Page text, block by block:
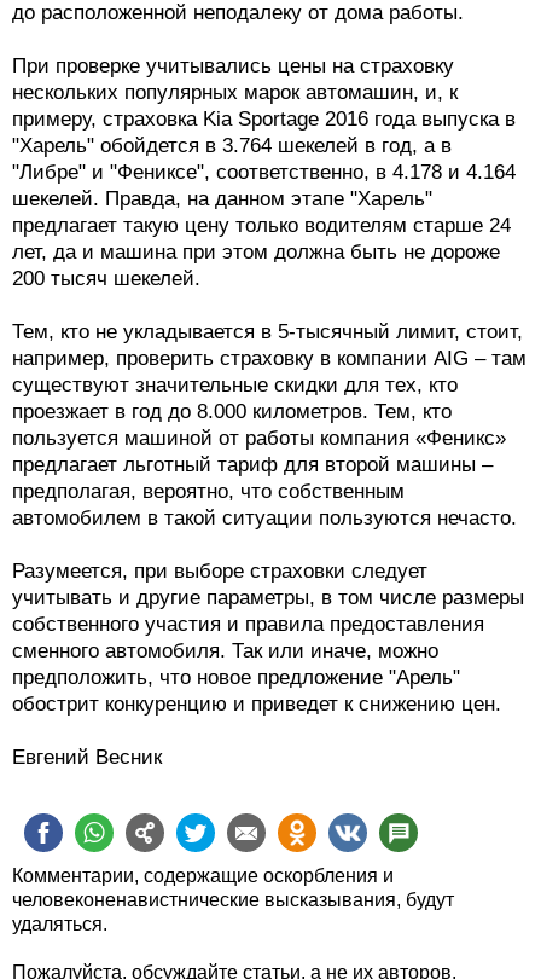
до расположенной неподалеку от дома работы.
При проверке учитывались цены на страховку
нескольких популярных марок автомашин, и, к
примеру, страховка Kia Sportage 2016 года выпуска в
"Харель" обойдется в 3.764 шекелей в год, а в
"Либре" и "Фениксе", соответственно, в 4.178 и 4.164
шекелей. Правда, на данном этапе "Харель"
предлагает такую цену только водителям старше 24
лет, да и машина при этом должна быть не дороже
200 тысяч шекелей.
Тем, кто не укладывается в 5-тысячный лимит, стоит,
например, проверить страховку в компании AIG – там
существуют значительные скидки для тех, кто
проезжает в год до 8.000 километров. Тем, кто
пользуется машиной от работы компания «Феникс»
предлагает льготный тариф для второй машины –
предполагая, вероятно, что собственным
автомобилем в такой ситуации пользуются нечасто.
Разумеется, при выборе страховки следует
учитывать и другие параметры, в том числе размеры
собственного участия и правила предоставления
сменного автомобиля. Так или иначе, можно
предположить, что новое предложение "Арель"
обострит конкуренцию и приведет к снижению цен.
Евгений Весник
Комментарии, содержащие оскорбления и
человеконенавистнические высказывания, будут
удаляться.
Пожалуйста, обсуждайте статьи, а не их авторов.